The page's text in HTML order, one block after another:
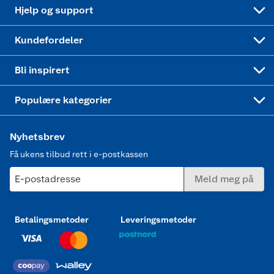
Hjelp og support
Kundefordeler
Bli inspirert
Populære kategorier
Nyhetsbrev
Få ukens tilbud rett i e-postkassen
E-postadresse Meld meg på
Betalingsmetoder Leveringsmetoder